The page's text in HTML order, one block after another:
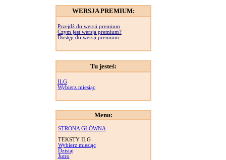
WERSJA PREMIUM:
Przejdź do wersji premium
Czym jest wersja premium?
Dostęp do wersji premium
Tu jesteś:
ILG
Wybierz miesiąc
Menu:
STRONA GŁÓWNA
TEKSTY ILG
Wybierz miesiąc
Dzisiaj
Jutro